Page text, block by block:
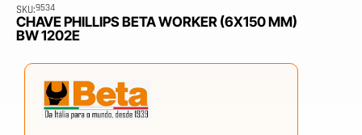
SKU:9534
CHAVE PHILLIPS BETA WORKER (6X150 MM)
BW 1202E